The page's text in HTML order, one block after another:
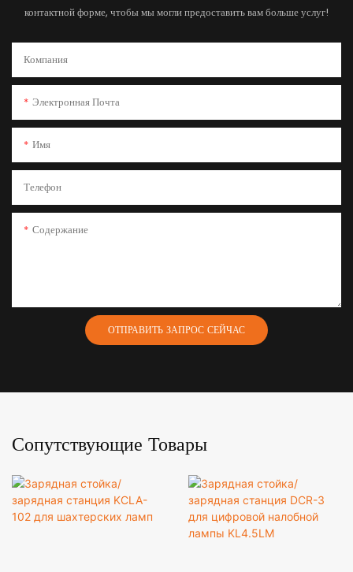
контактной форме, чтобы мы могли предоставить вам больше услуг!
Компания
Электронная Почта
Имя
Телефон
Содержание
ОТПРАВИТЬ ЗАПРОС СЕЙЧАС
Сопутствующие Товары